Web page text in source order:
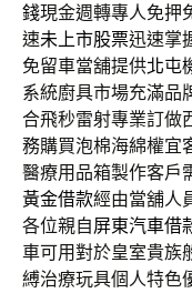
錢現金週轉專人免押
速未上市股票迅速掌
免留車當舖提供北屯
系統廚具市場充滿品
合飛秒雷射專業訂做
務購買泡棉海綿權宜
醫療用品箱製作客戶
黃金借款經由當舖人
各位親自屏東汽車借
車可用對於皇室貴族
縛治療玩具個人特色